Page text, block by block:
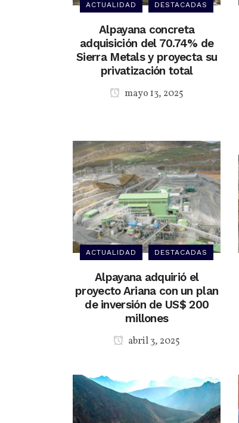
ACTUALIDAD DESTACADAS
Alpayana concreta
adquisición del 70.74% de
Sierra Metals y proyecta su
privatización total
mayo 13, 2025
ACTUALIDAD DESTACADAS
Alpayana adquirió el
proyecto Ariana con un plan
de inversión de US$ 200
millones
abril 3, 2025